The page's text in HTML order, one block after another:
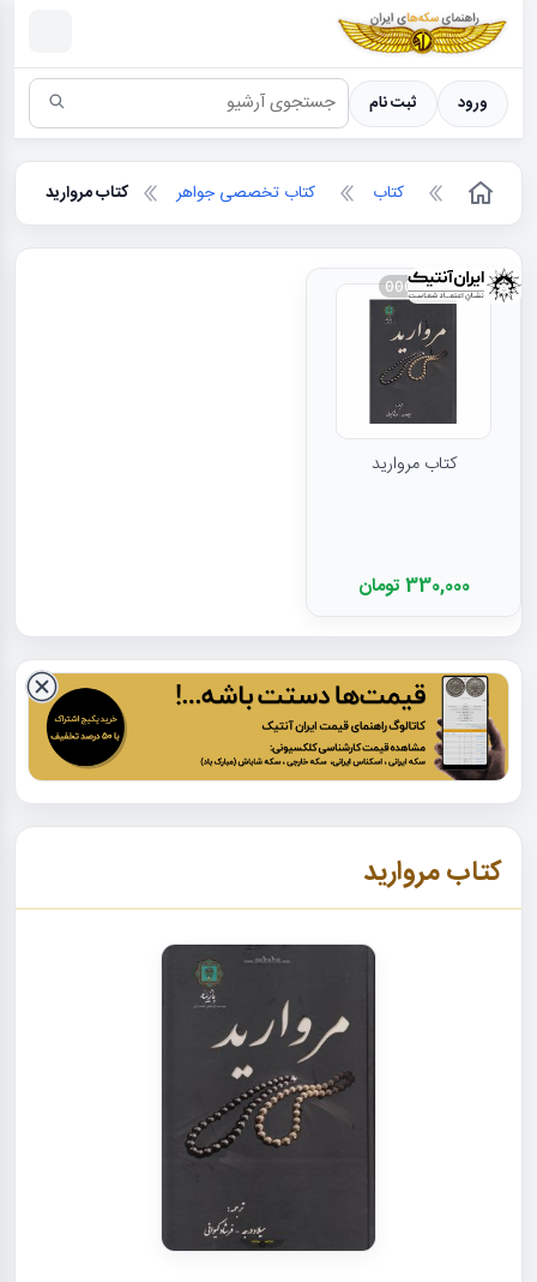
سکه ها ؛ راهنمای سکه شناسی
ورود ثبت نام
کتاب کتاب تخصصی جواهر کتاب مروارید
000703
کتاب مروارید
330,000 تومان
کتاب مروارید